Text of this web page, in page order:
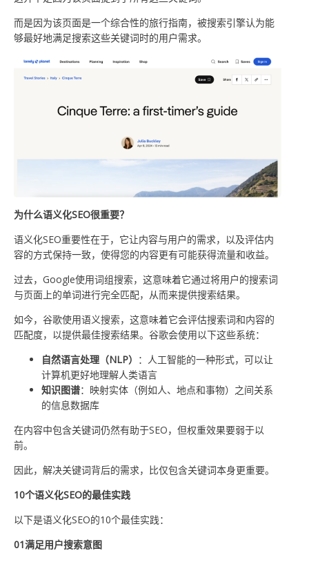
而是因为该页面是一个综合性的旅行指南，被搜索引擎认为能
够最好地满足搜索这些关键词时的用户需求。
为什么语义化SEO很重要？
语义化SEO重要性在于，它让内容与用户的需求，以及评估内
容的方式保持一致，使得您的内容更有可能获得流量和收益。
过去，Google使用词组搜索，这意味着它通过将用户的搜索词
与页面上的单词进行完全匹配，从而来提供搜索结果。
如今，谷歌使用语义搜索，这意味着它会评估搜索词和内容的
匹配度，以提供最佳搜索结果。谷歌会使用以下这些系统：
自然语言处理（NLP） ：人工智能的一种形式，可以让
计算机更好地理解人类语言
知识图谱：映射实体（例如人、地点和事物）之间关系
的信息数据库
在内容中包含关键词仍然有助于SEO，但权重效果要弱于以
前。
因此，解决关键词背后的需求，比仅包含关键词本身更重要。
10个语义化SEO的最佳实践
以下是语义化SEO的10个最佳实践：
01满足用户搜索意图